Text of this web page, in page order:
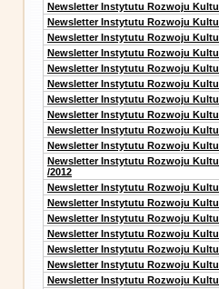
Newsletter Instytutu Rozwoju
Newsletter Instytutu Rozwoju
Newsletter Instytutu Rozwoju
Newsletter Instytutu Rozwoju
Newsletter Instytutu Rozwoju
Newsletter Instytutu Rozwoju
Newsletter Instytutu Rozwoju
Newsletter Instytutu Rozwoju
Newsletter Instytutu Rozwoju
Newsletter Instytutu Rozwoju
Newsletter Instytutu Rozwoju
/2012
Newsletter Instytutu Rozwoju
Newsletter Instytutu Rozwoju
Newsletter Instytutu Rozwoju
Newsletter Instytutu Rozwoju
Newsletter Instytutu Rozwoju
Newsletter Instytutu Rozwoju
Newsletter Instytutu Rozwoju